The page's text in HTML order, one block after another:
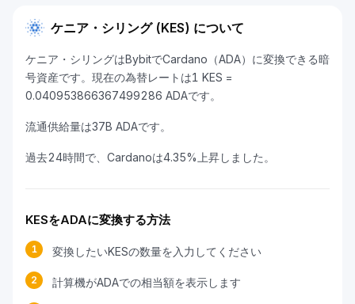
ケニア・シリング (KES) について
ケニア・シリングはBybitでCardano（ADA）に変換できる暗
号資産です。現在の為替レートは1 KES =
0.040953866367499286 ADAです。
流通供給量は37B ADAです。
過去24時間で、Cardanoは4.35%上昇しました。
KESをADAに変換する方法
1 変換したいKESの数量を入力してください
2 計算機がADAでの相当額を表示します